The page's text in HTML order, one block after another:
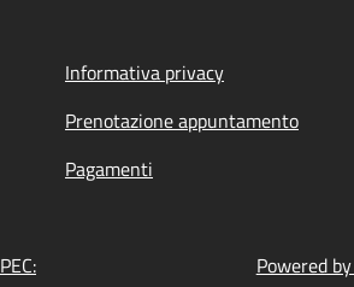
Informativa privacy
Prenotazione appuntamento
Pagamenti
Powered